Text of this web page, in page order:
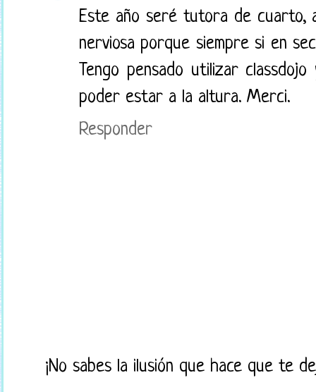
Este año seré tutora de cuarto,
nerviosa porque siempre si en
Tengo pensado utilizar
poder estar a la altura. Merci.
Responder
¡No sabes la ilusión que hace que te